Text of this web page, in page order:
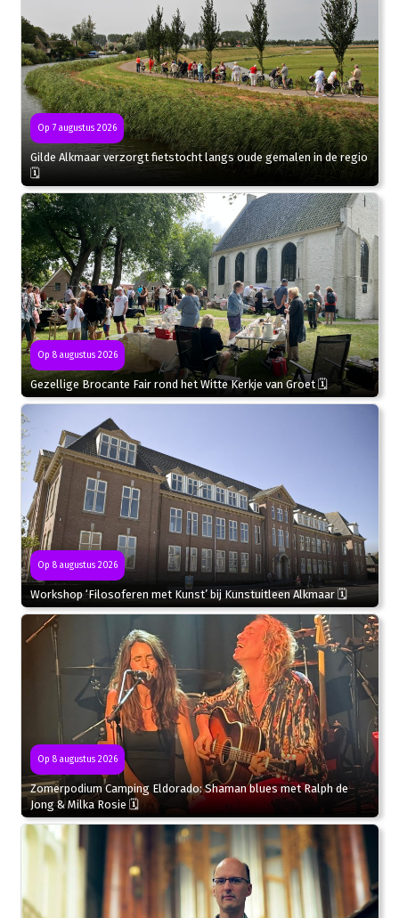
Op 7 augustus 2026
Gilde Alkmaar verzorgt fietstocht langs oude gemalen in de regio
🗓
Op 8 augustus 2026
Gezellige Brocante Fair rond het Witte Kerkje van Groet 🗓
Op 8 augustus 2026
Workshop ‘Filosoferen met Kunst’ bij Kunstuitleen Alkmaar 🗓
Op 8 augustus 2026
Zomerpodium Camping Eldorado: Shaman blues met Ralph de
Jong & Milka Rosie 🗓